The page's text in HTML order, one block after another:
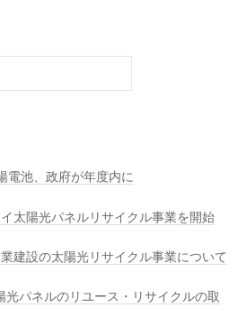
電池、政府が年度内に
太陽光パネルリサイクル事業を開始
建設の太陽光リサイクル事業について
光パネルのリユース・リサイクルの取